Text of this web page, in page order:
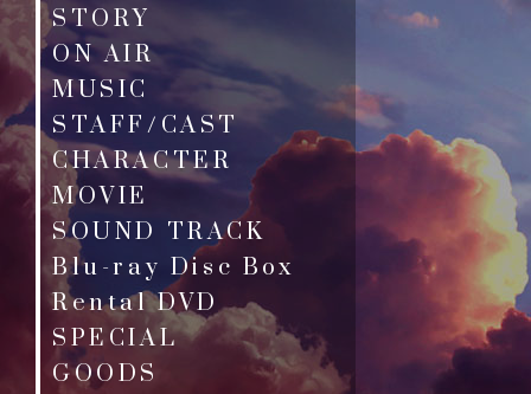
STORY
ON AIR
MUSIC
STAFF/CAST
CHARACTER
MOVIE
SOUND TRACK
Blu-ray Disc Box
Rental DVD
SPECIAL
GOODS